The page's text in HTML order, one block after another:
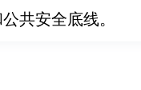
共安全底线。